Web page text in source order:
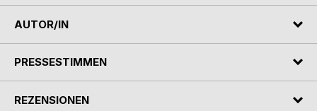
AUTOR/IN
PRESSESTIMMEN
REZENSIONEN